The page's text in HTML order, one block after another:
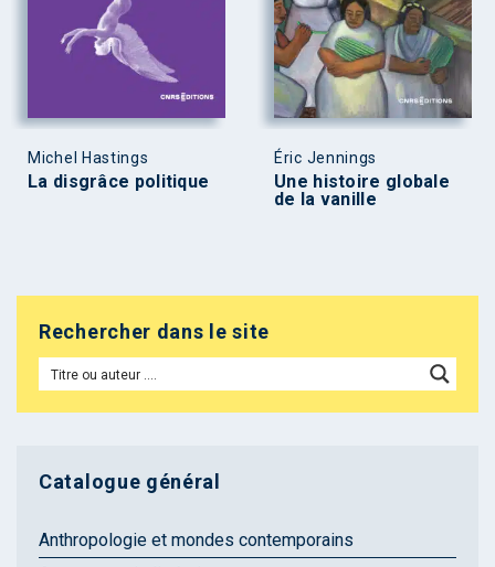
Michel Hastings
La disgrâce politique
Éric Jennings
Une histoire globale
de la vanille
Rechercher dans le site
Catalogue général
Anthropologie et mondes contemporains